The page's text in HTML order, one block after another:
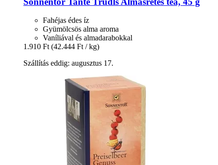
Fahéjas édes íz
Gyümölcsös alma aroma
Vaníliával és almadarabokkal
1.910 Ft (42.444 Ft / kg)
Szállítás eddig: augusztus 17.